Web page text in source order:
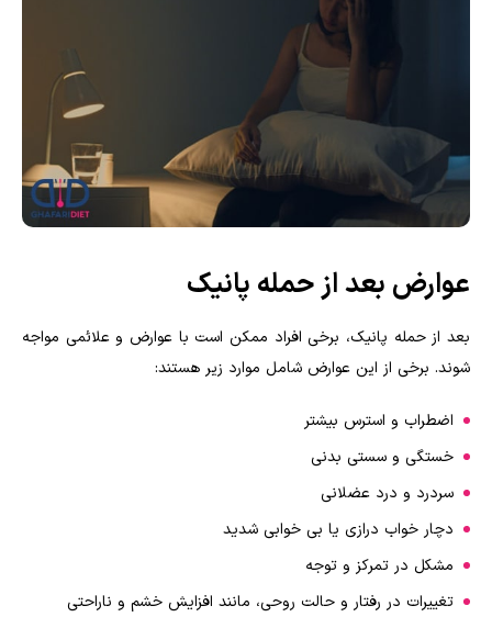
عوارض بعد از حمله پانیک
بعد از حمله پانیک، برخی افراد ممکن است با عوارض و علائمی مواجه
شوند. برخی از این عوارض شامل موارد زیر هستند:
اضطراب و استرس بیشتر
خستگی و سستی بدنی
سردرد و درد عضلانی
دچار خواب درازی یا بی خوابی شدید
مشکل در تمرکز و توجه
تغییرات در رفتار و حالت روحی، مانند افزایش خشم و ناراحتی